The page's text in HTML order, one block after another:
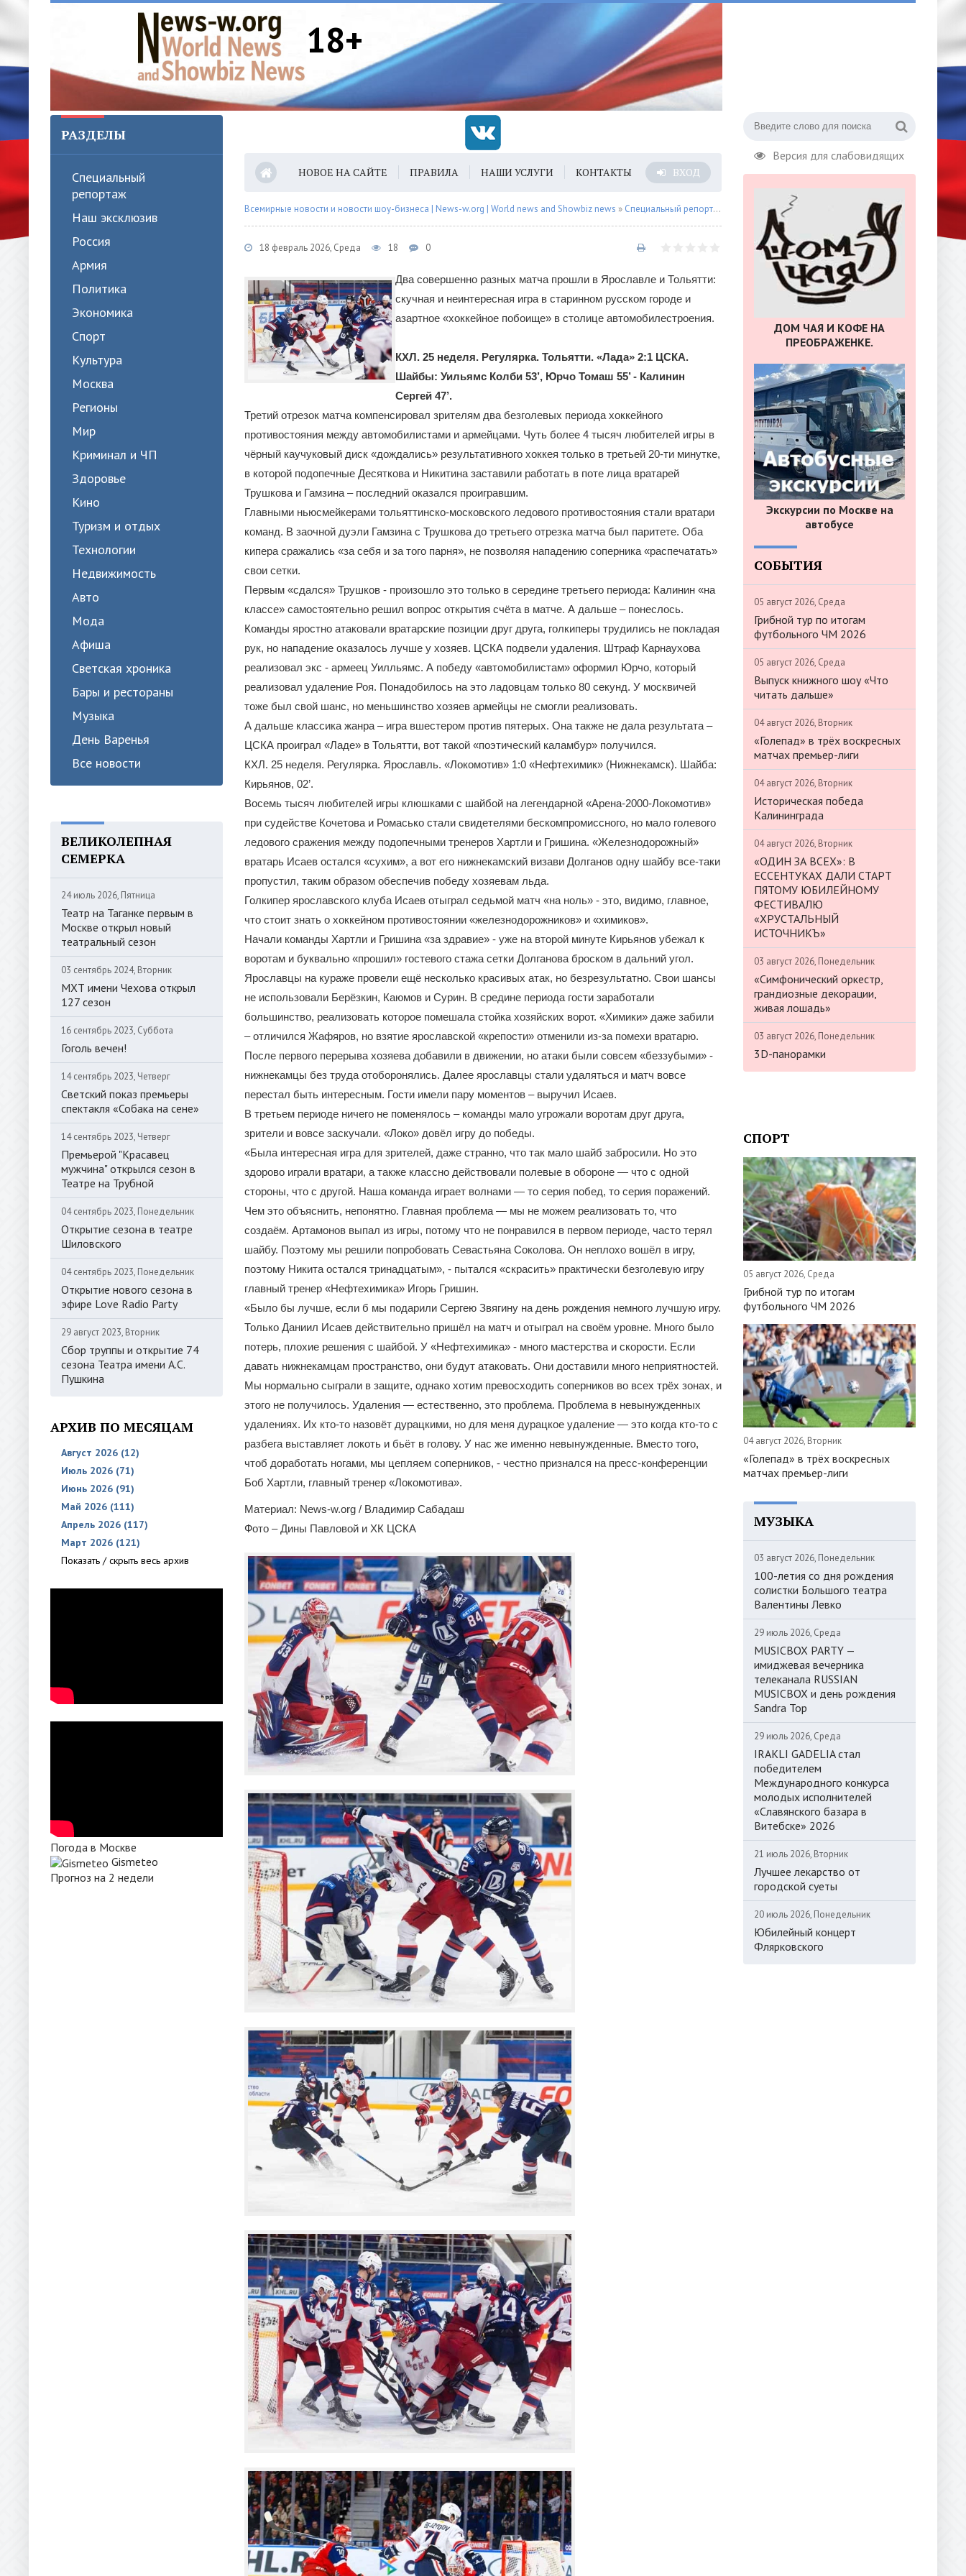
18+
Версия для слабовидящих
РАЗДЕЛЫ
Специальный
репортаж
Наш эксклюзив
Россия
Армия
Политика
Экономика
Спорт
Культура
Москва
Регионы
Мир
Криминал и ЧП
Здоровье
Кино
Туризм и отдых
Технологии
Недвижимость
Авто
Мода
Афиша
Светская хроника
Бары и рестораны
Музыка
День Варенья
Все новости
ВЕЛИКОЛЕПНАЯ
СЕМЕРКА
24 июль 2026, Пятница
Театр на Таганке первым в
Москве открыл новый
театральный сезон
03 сентябрь 2024, Вторник
МХТ имени Чехова открыл
127 сезон
16 сентябрь 2023, Суббота
Гоголь вечен!
14 сентябрь 2023, Четверг
Светский показ премьеры
спектакля «Собака на сене»
14 сентябрь 2023, Четверг
Премьерой "Красавец
мужчина" открылся сезон в
Театре на Трубной
04 сентябрь 2023, Понедельник
Открытие сезона в театре
Шиловского
04 сентябрь 2023, Понедельник
Открытие нового сезона в
эфире Love Radio Party
29 август 2023, Вторник
Сбор труппы и открытие 74
сезона Театра имени А.С.
Пушкина
АРХИВ ПО МЕСЯЦАМ
Август 2026 (12)
Июль 2026 (71)
Июнь 2026 (91)
Май 2026 (111)
Апрель 2026 (117)
Март 2026 (121)
Показать / скрыть весь архив
Погода в Москве
Gismeteo
Прогноз на 2 недели
НОВОЕ НА САЙТЕ ПРАВИЛА НАШИ УСЛУГИ КОНТАКТЫ ВХОД
Всемирные новости и новости шоу-бизнеса | News-w.org | World news and Showbiz news » Специальный репортаж » Минимальная победа «Локомотива» и минимальное
18 февраль 2026, Среда 18 0
Два совершенно разных матча прошли в Ярославле и Тольятти:
скучная и неинтересная игра в старинном русском городе и
азартное «хоккейное побоище» в столице автомобилестроения.
КХЛ. 25 неделя. Регулярка. Тольятти. «Лада» 2:1 ЦСКА.
Шайбы: Уильямс Колби 53’, Юрчо Томаш 55’ - Калинин
Сергей 47’.
Третий отрезок матча компенсировал зрителям два безголевых периода хоккейного
противостояния между автомобилистами и армейцами. Чуть более 4 тысяч любителей игры в
чёрный каучуковый диск «дождались» результативного хоккея только в третьей 20-ти минутке,
в которой подопечные Десяткова и Никитина заставили работать в поте лица вратарей
Трушкова и Гамзина – последний оказался проигравшим.
Главными ньюсмейкерами тольяттинско-московского ледового противостояния стали вратари
команд. В заочной дуэли Гамзина с Трушкова до третьего отрезка матча был паритете. Оба
кипера сражались «за себя и за того парня», не позволяя нападению соперника «распечатать»
свои сетки.
Первым «сдался» Трушков - произошло это только в середине третьего периода: Калинин «на
классе» самостоятельно решил вопрос открытия счёта в матче. А дальше – понеслось.
Команды яростно атаковали вратарские позиции друг друга, голкиперы трудились не покладая
рук, но нападение оказалось лучше у хозяев. ЦСКА подвели удаления. Штраф Карнаухова
реализовал экс - армеец Уилльямс. А победу «автомобилистам» оформил Юрчо, который
реализовал удаление Роя. Понадобилось на это ладовцам только 80 секунд. У москвичей
тоже был свой шанс, но меньшинство хозяев армейцы не смогли реализовать.
А дальше классика жанра – игра вшестером против пятерых. Она также не дала результата –
ЦСКА проиграл «Ладе» в Тольятти, вот такой «поэтический каламбур» получился.
КХЛ. 25 неделя. Регулярка. Ярославль. «Локомотив» 1:0 «Нефтехимик» (Нижнекамск). Шайба:
Кирьянов, 02’.
Восемь тысяч любителей игры клюшками с шайбой на легендарной «Арена-2000-Локомотив»
при судействе Кочетова и Ромасько стали свидетелями бескомпромиссного, но мало голевого
ледового сражения между подопечными тренеров Хартли и Гришина. «Железнодорожный»
вратарь Исаев остался «сухим», а вот его нижнекамский визави Долганов одну шайбу все-таки
пропустил, таким образом обеспечив победу хозяевам льда.
Голкипер ярославского клуба Исаев отыграл седьмой матч «на ноль» - это, видимо, главное,
что стоит знать о хоккейном противостоянии «железнодорожников» и «химиков».
Начали команды Хартли и Гришина «за здравие» - уже на второй минуте Кирьянов убежал к
воротам и буквально «прошил» гостевого стажа сетки Долганова броском в дальний угол.
Ярославцы на кураже провели ещё несколько красивых атак, но безрезультатно. Свои шансы
не использовали Берёзкин, Каюмов и Сурин. В средине периода гости заработали
большинство, реализовать которое помешала стойка хозяйских ворот. «Химики» даже забили
– отличился Жафяров, но взятие ярославской «крепости» отменили из-за помехи вратарю.
После первого перерыва хозяева добавили в движении, но атаки были совсем «беззубыми» -
нижнекамцы без труда отоборонялись. Далее ярославцы стали удаляться и матч вовсе
перестал быть интересным. Гости имели пару моментов – выручил Исаев.
В третьем периоде ничего не поменялось – команды мало угрожали воротам друг друга,
зрители и вовсе заскучали. «Локо» довёл игру до победы.
«Была интересная игра для зрителей, даже странно, что так мало шайб забросили. Но это
здорово играли вратари, а также классно действовали полевые в обороне — что с одной
стороны, что с другой. Наша команда играет волнами — то серия побед, то серия поражений.
Чем это объяснить, непонятно. Главная проблема — мы не можем реализовать то, что
создаём. Артамонов выпал из игры, потому что не понравился в первом периоде, часто терял
шайбу. Поэтому мы решили попробовать Севастьяна Соколова. Он неплохо вошёл в игру,
поэтому Никита остался тринадцатым», - пытался «скрасить» практически безголевую игру
главный тренер «Нефтехимика» Игорь Гришин.
«Было бы лучше, если б мы подарили Сергею Звягину на день рождения немного лучшую игру.
Только Даниил Исаев действительно пришёл на матч и отыграл на своём уровне. Много было
потерь, плохие решения с шайбой. У «Нефтехимика» - много мастерства и скорости. Если
давать нижнекамцам пространство, они будут атаковать. Они доставили много неприятностей.
Мы нормально сыграли в защите, однако хотим превосходить соперников во всех трёх зонах, и
этого не получилось. Удаления — естественно, это проблема. Проблема в невынужденных
удалениях. Их кто-то назовёт дурацкими, но для меня дурацкое удаление — это когда кто-то с
разбега выставляет локоть и бьёт в голову. У нас же именно невынужденные. Вместо того,
чтоб доработать ногами, мы цепляем соперников, - честно признался на пресс-конференции
Боб Хартли, главный тренер «Локомотива».
Материал: News-w.org / Владимир Сабадаш
Фото – Дины Павловой и ХК ЦСКА
ДОМ ЧАЯ И КОФЕ НА
ПРЕОБРАЖЕНКЕ.
Экскурсии по Москве на
автобусе
СОБЫТИЯ
05 август 2026, Среда
Грибной тур по итогам
футбольного ЧМ 2026
05 август 2026, Среда
Выпуск книжного шоу «Что
читать дальше»
04 август 2026, Вторник
«Голепад» в трёх воскресных
матчах премьер-лиги
04 август 2026, Вторник
Историческая победа
Калининграда
04 август 2026, Вторник
«ОДИН ЗА ВСЕХ»: В
ЕССЕНТУКАХ ДАЛИ СТАРТ
ПЯТОМУ ЮБИЛЕЙНОМУ
ФЕСТИВАЛЮ
«ХРУСТАЛЬНЫЙ
ИСТОЧНИКЪ»
03 август 2026, Понедельник
«Симфонический оркестр,
грандиозные декорации,
живая лошадь»
03 август 2026, Понедельник
3D-панорамки
СПОРТ
05 август 2026, Среда
Грибной тур по итогам
футбольного ЧМ 2026
04 август 2026, Вторник
«Голепад» в трёх воскресных
матчах премьер-лиги
МУЗЫКА
03 август 2026, Понедельник
100-летия со дня рождения
солистки Большого театра
Валентины Левко
29 июль 2026, Среда
MUSICBOX PARTY —
имиджевая вечерника
телеканала RUSSIAN
MUSICBOX и день рождения
Sandra Top
29 июль 2026, Среда
IRAKLI GADELIA стал
победителем
Международного конкурса
молодых исполнителей
«Славянского базара в
Витебске» 2026
21 июль 2026, Вторник
Лучшее лекарство от
городской суеты
20 июль 2026, Понедельник
Юбилейный концерт
Флярковского